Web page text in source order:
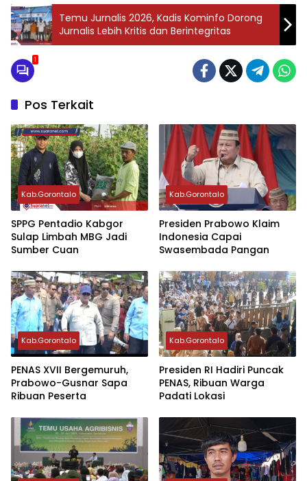
‎Temu Jurnalis 2026, Kadis Kominfo Dorong
Jurnalis Lebih Kritis dan Berintegritas
1
Pos Terkait
Kab.Gorontalo
‎SPPG Pentadio Kabgor
Sulap Limbah MBG Jadi
Sumber Cuan ‎‎
Kab.Gorontalo
Presiden Prabowo Klaim
Indonesia Capai
Swasembada Pangan
Kab.Gorontalo
PENAS XVII Bergemuruh,
Prabowo-Gusnar Sapa
Ribuan Peserta
Kab.Gorontalo
Presiden RI Hadiri Puncak
PENAS, Ribuan Warga
Padati Lokasi